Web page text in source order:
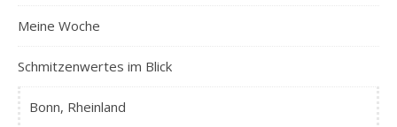
Meine Woche
Schmitzenwertes im Blick
Bonn, Rheinland